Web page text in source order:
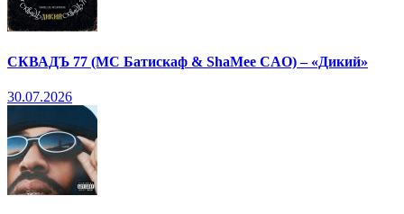
СКВАДЪ 77 (МС Батискаф & ShaMee CAO) – «Дикий»
30.07.2026